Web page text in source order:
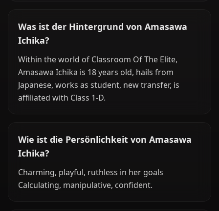
Was ist der Hintergrund von Amasawa
Ichika?
Within the world of Classroom Of The Elite,
Amasawa Ichika is 18 years old, hails from
Japanese, works as student, new transfer, is
affiliated with Class 1-D.
Wie ist die Persönlichkeit von Amasawa
Ichika?
Charming, playful, ruthless in her goals
Calculating, manipulative, confident.